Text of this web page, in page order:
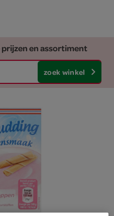
en assortiment
zoek winkel